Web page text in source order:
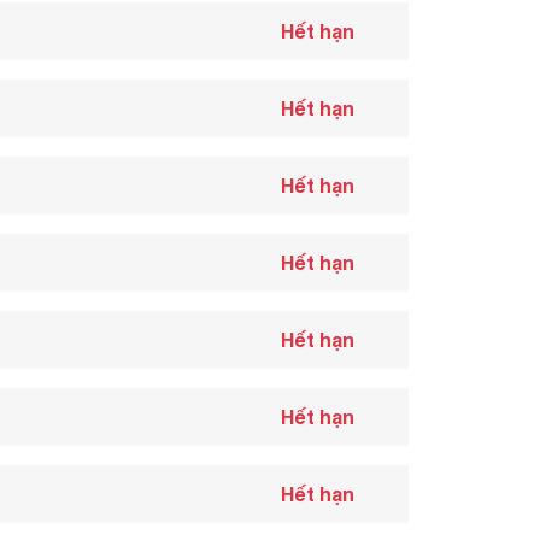
Hết hạn
Hết hạn
Hết hạn
Hết hạn
Hết hạn
Hết hạn
Hết hạn